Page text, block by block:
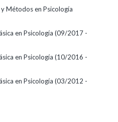
Métodos en Psicología
en Psicología (09/2017 -
en Psicología (10/2016 -
en Psicología (03/2012 -